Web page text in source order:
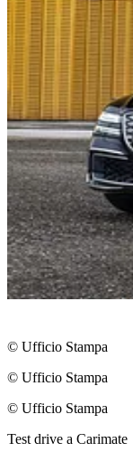
© Ufficio Stampa
© Ufficio Stampa
© Ufficio Stampa
Test drive a Carimate